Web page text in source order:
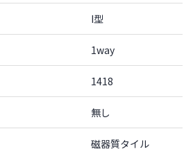
I型
1way
1418
無し
磁器質タイル